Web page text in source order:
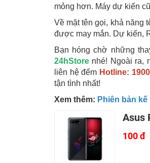
mỏng hơn. Máy dự kiến
Về mặt tên gọi, khả năng
được may mắn. Dự kiến,
Bạn hóng chờ những
24hStore nhé! Ngoài ra,
liên hệ đếm Hotline:
tận tình nhất!
Xem thêm: Phiên bản
Asus
100 đ